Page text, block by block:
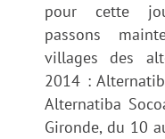
pour cette
passons
villages des
2014 :
Alternatiba
Gironde, du 10